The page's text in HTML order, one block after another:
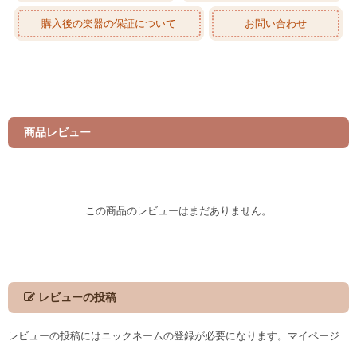
購入後の楽器の保証について お問い合わせ
商品レビュー
この商品のレビューはまだありません。
レビューの投稿
レビューの投稿にはニックネームの登録が必要になります。マイページ